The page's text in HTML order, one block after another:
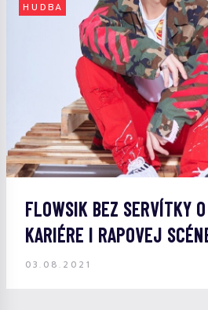
HUDBA
FLOWSIK BEZ SERVÍTKY
KARIÉRE I RAPOVEJ
03.08.2021